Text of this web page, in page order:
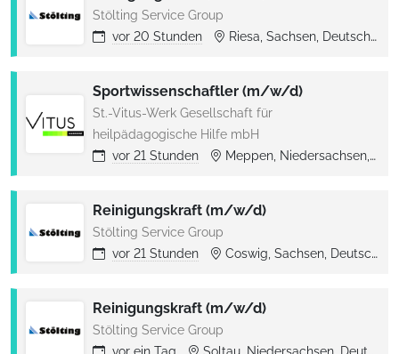
Stölting Service Group
vor 20 Stunden Riesa, Sachsen, Deutschland
Sportwissenschaftler (m/w/d)
St.-Vitus-Werk Gesellschaft für
heilpädagogische Hilfe mbH
vor 21 Stunden Meppen, Niedersachsen, Deutschland
Reinigungskraft (m/w/d)
Stölting Service Group
vor 21 Stunden Coswig, Sachsen, Deutschland
Reinigungskraft (m/w/d)
Stölting Service Group